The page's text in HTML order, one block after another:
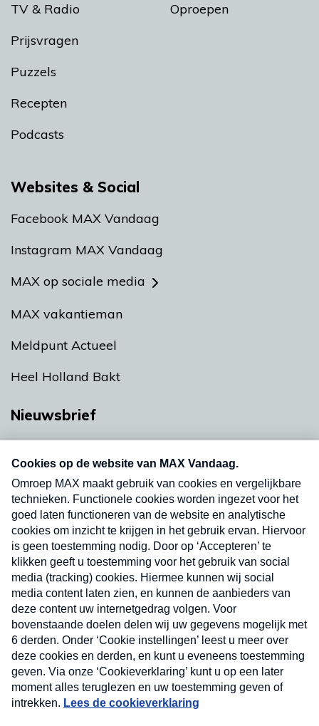
TV & Radio
Prijsvragen
Puzzels
Recepten
Podcasts
Oproepen
Websites & Social
Facebook MAX Vandaag
Instagram MAX Vandaag
MAX op sociale media
MAX vakantieman
Meldpunt Actueel
Heel Holland Bakt
Nieuwsbrief
Neem hier een gratis abonnement op onze
nieuwsbrief. Elke vrijdag- en dinsdagochtend in
uw mailbox.
Verzend
Nieuwsbrief
Neem hier een gratis abonnement op onze
nieuwsbrief. Elke vrijdag- en dinsdagochtend in uw